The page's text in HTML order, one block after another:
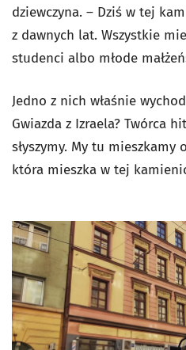
dziewczyna. – Dziś w tej
z dawnych lat. Wszystkie
studenci albo młode
Jedno z nich właśnie
Gwiazda z Izraela? Twórca
słyszymy. My tu
która mieszka w tej